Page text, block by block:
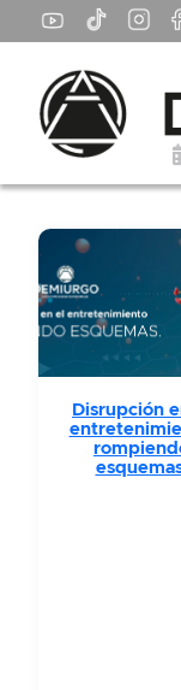
Disrupción